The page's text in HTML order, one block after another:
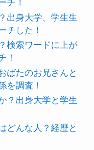
チ！
出身大学、学生生
チした！
検索ワードに上が
！
ばたのお兄さんと
を調査！
？出身大学と学生
どんな人？経歴と